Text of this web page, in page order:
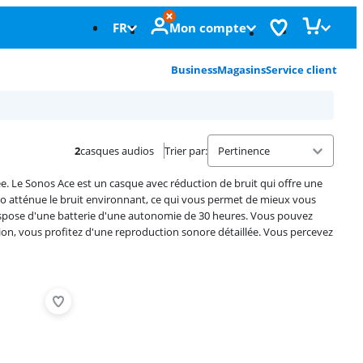
FR Mon compte
BusinessMagasinsService client
2casques audios Trier par:
Le Sonos Ace est un casque avec réduction de bruit qui offre une
atténue le bruit environnant, ce qui vous permet de mieux vous
d'une batterie d'une autonomie de 30 heures. Vous pouvez
vous profitez d'une reproduction sonore détaillée. Vous percevez